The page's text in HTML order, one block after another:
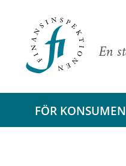
En
FÖR